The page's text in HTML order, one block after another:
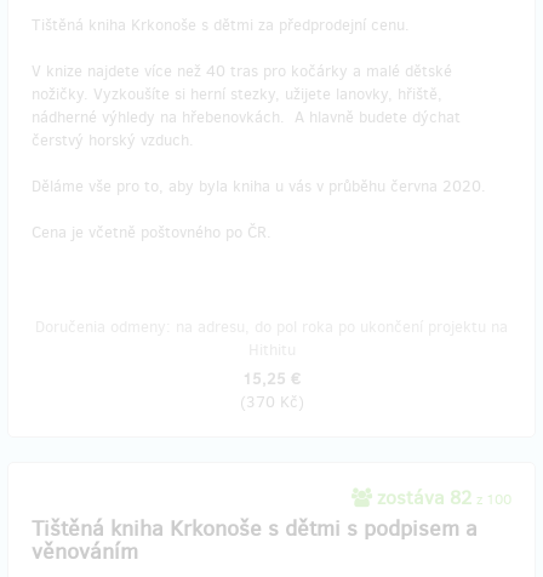
Tištěná kniha Krkonoše s dětmi za předprodejní cenu.
V knize najdete více než 40 tras pro kočárky a malé dětské
nožičky. Vyzkoušíte si herní stezky, užijete lanovky, hřiště,
nádherné výhledy na hřebenovkách. A hlavně budete dýchat
čerstvý horský vzduch.
Děláme vše pro to, aby byla kniha u vás v průběhu června 2020.
​Cena je včetně poštovného po ČR.
15,25 €
(370 Kč)
zostáva 82 z 100
Tištěná kniha Krkonoše s dětmi s podpisem a
věnováním